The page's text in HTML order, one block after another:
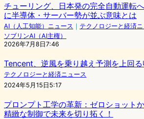
チューリング、日本発の完全自動運転
に半導体・サーバー勢が並ぶ意味とは
AI（人工知能）ニュース ｜ テクノロジーと経済ニ
ソブリンAI（AI主権）
2026年7月8日7:46
Tencent、逆風を乗り越え予測を上回る
テクノロジーと経済ニュース
2024年5月15日5:17
プロンプト工学の革新：ゼロショット
精緻な制御で未来を切り拓く！